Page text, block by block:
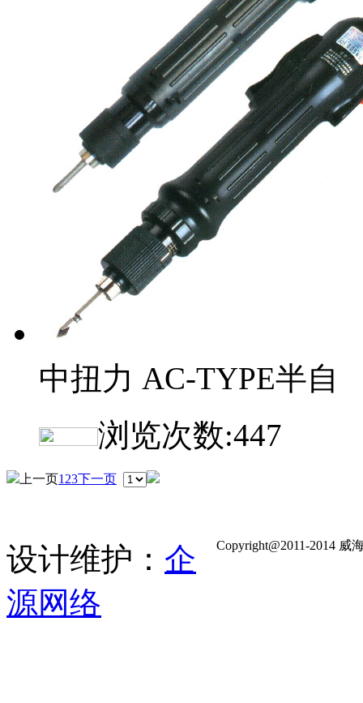
中扭力 AC-TYPE半自
浏览次数:447
上一页1 23下一页
Copyright@2011-2014
设计维护： 企
源网络